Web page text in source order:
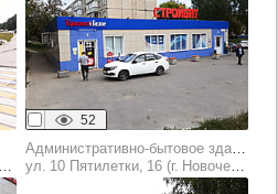
52
Административно-бытовое здание
ул. 10 Пятилетки, 16 (г. Новочебоксарск)